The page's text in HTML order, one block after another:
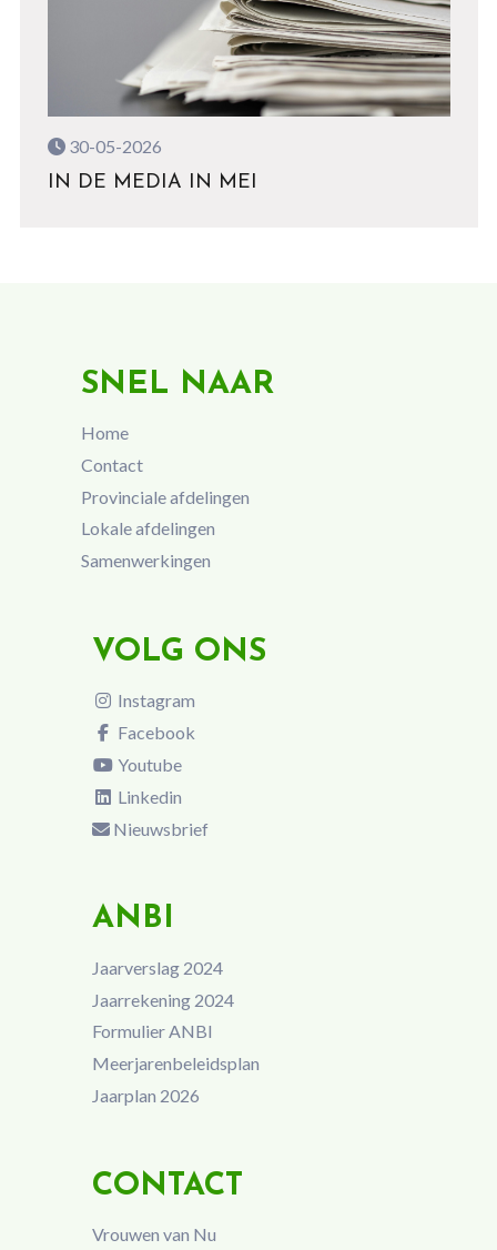
30-05-2026
IN DE MEDIA IN MEI
SNEL NAAR
Home
Contact
Provinciale afdelingen
Lokale afdelingen
Samenwerkingen
VOLG ONS
Instagram
Facebook
Youtube
Linkedin
Nieuwsbrief
ANBI
Jaarverslag 2024
Jaarrekening 2024
Formulier ANBI
Meerjarenbeleidsplan
Jaarplan 2026
CONTACT
Vrouwen van Nu